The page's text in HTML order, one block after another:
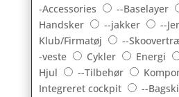
-Accessories
--Baselayer
Handsker
--jakker --
Klub/Firmatøj
--
-veste
Cykler Energi
Hjul
--Tilbehør
Integreret cockpit
--